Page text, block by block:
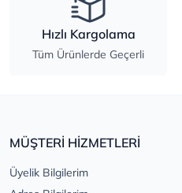
Hızlı Kargolama
Tüm Ürünlerde Geçerli
MÜŞTERİ HİZMETLERİ
Üyelik Bilgilerim